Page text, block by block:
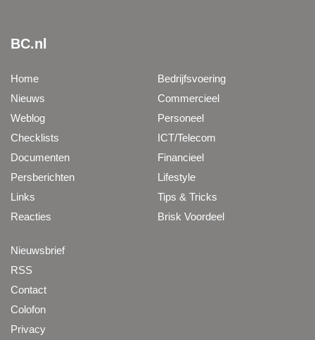
BC.nl
Home
Nieuws
Weblog
Checklists
Documenten
Persberichten
Links
Reacties
Bedrijfsvoering
Commercieel
Personeel
ICT/Telecom
Financieel
Lifestyle
Tips & Tricks
Brisk Voordeel
Nieuwsbrief
RSS
Contact
Colofon
Privacy